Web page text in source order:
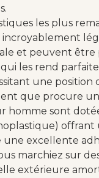
les plus
et peuvent être
les rend
une
que procure
homme sont
offrant
excellente
marchiez sur
extérieure